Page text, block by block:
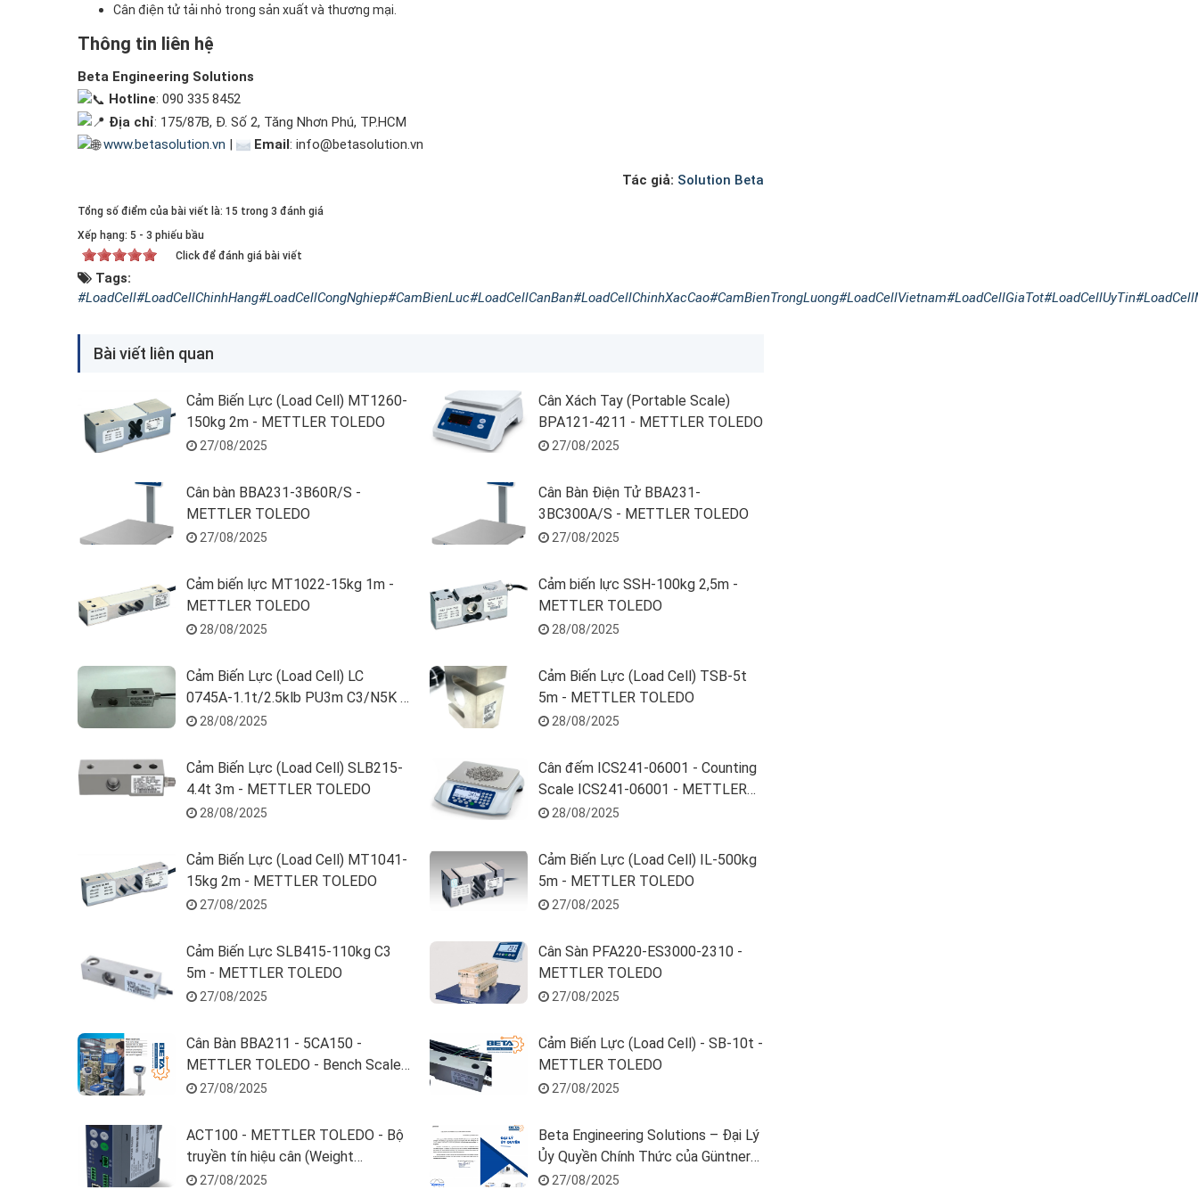
Cân điện tử tải nhỏ trong sản xuất và thương mại.
Thông tin liên hệ
Beta Engineering Solutions
Hotline: 090 335 8452
Địa chỉ: 175/87B, Đ. Số 2, Tăng Nhơn Phú, TP.HCM
www.betasolution.vn | Email: info@betasolution.vn
Tác giả: Solution Beta
Tổng số điểm của bài viết là: 15 trong 3 đánh giá
Xếp hạng: 5 - 3 phiếu bầu
Click để đánh giá bài viết
Tags:
#LoadCell#LoadCellChinhHang#LoadCellCongNghiep#CamBienLuc#LoadCellCanBan#LoadCellChinhXacCao#CamBienTrongLuong#LoadCellVietnam#LoadCellGiaTot#LoadCellUyTin
Bài viết liên quan
Cảm Biến Lực (Load Cell) MT1260-
150kg 2m - METTLER TOLEDO
27/08/2025
Cân Xách Tay (Portable Scale)
BPA121-4211 - METTLER TOLEDO
27/08/2025
Cân bàn BBA231-3B60R/S -
METTLER TOLEDO
27/08/2025
Cân Bàn Điện Tử BBA231-
3BC300A/S - METTLER TOLEDO
27/08/2025
Cảm biến lực MT1022-15kg 1m -
METTLER TOLEDO
28/08/2025
Cảm biến lực SSH-100kg 2,5m -
METTLER TOLEDO
28/08/2025
Cảm Biến Lực (Load Cell) LC
0745A-1.1t/2.5klb PU3m C3/N5K -
METTLER TOLEDO
28/08/2025
Cảm Biến Lực (Load Cell) TSB-5t
5m - METTLER TOLEDO
28/08/2025
Cảm Biến Lực (Load Cell) SLB215-
4.4t 3m - METTLER TOLEDO
28/08/2025
Cân đếm ICS241-06001 - Counting
Scale ICS241-06001 - METTLER
TOLEDO
28/08/2025
Cảm Biến Lực (Load Cell) MT1041-
15kg 2m - METTLER TOLEDO
27/08/2025
Cảm Biến Lực (Load Cell) IL-500kg
5m - METTLER TOLEDO
27/08/2025
Cảm Biến Lực SLB415-110kg C3
5m - METTLER TOLEDO
27/08/2025
Cân Sàn PFA220-ES3000-2310 -
METTLER TOLEDO
27/08/2025
Cân Bàn BBA211 - 5CA150 -
METTLER TOLEDO - Bench Scale
BBA211-5CA150
27/08/2025
Cảm Biến Lực (Load Cell) - SB-10t -
METTLER TOLEDO
27/08/2025
ACT100 - METTLER TOLEDO - Bộ
truyền tín hiệu cân (Weight
Transmitter) - 30520619
27/08/2025
Beta Engineering Solutions – Đại Lý
Ủy Quyền Chính Thức của Güntner
Tại Việt Nam
27/08/2025